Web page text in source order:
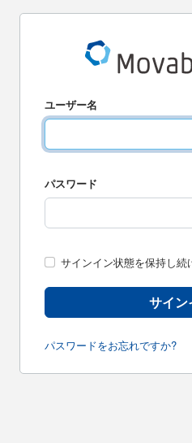
ユーザー名
パスワード
サインイン状態を保持し続
パスワードをお忘れですか?
サイン